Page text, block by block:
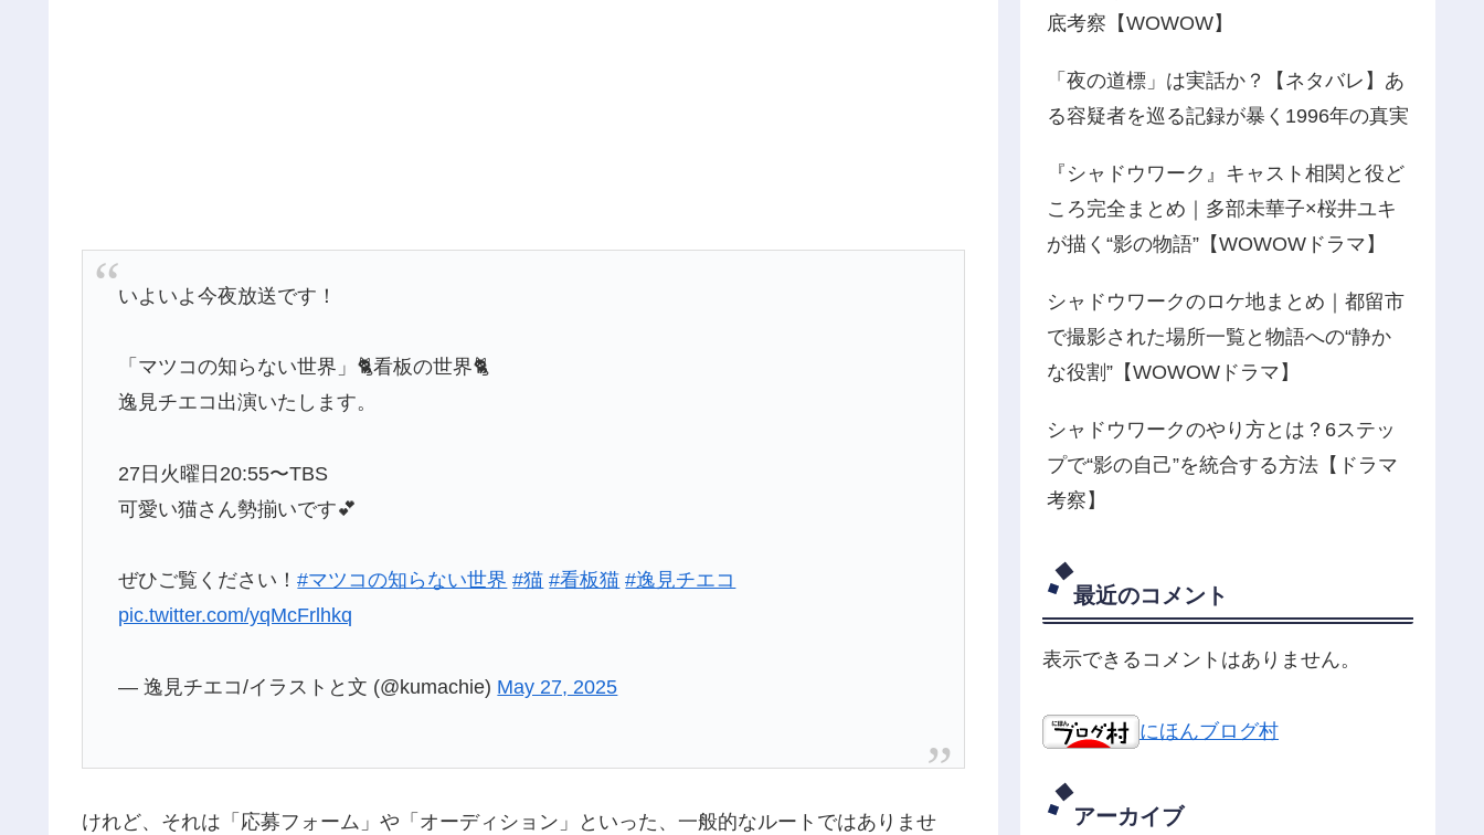
いよいよ今夜放送です！
「マツコの知らない世界」🐈看板の世界🐈
逸見チエコ出演いたします。
27日火曜日20:55〜TBS
可愛い猫さん勢揃いです💕
ぜひご覧ください！#マツコの知らない世界 #猫 #看板猫 #逸見チエコ
pic.twitter.com/yqMcFrlhkq
— 逸見チエコ/イラストと文 (@kumachie) May 27, 2025
けれど、それは「応募フォーム」や「オーディション」といった、一般的なルートではありませ
底考察【WOWOW】
「夜の道標」は実話か？【ネタバレ】あ
る容疑者を巡る記録が暴く1996年の真実
『シャドウワーク』キャスト相関と役ど
ころ完全まとめ｜多部未華子×桜井ユキ
が描く“影の物語”【WOWOWドラマ】
シャドウワークのロケ地まとめ｜都留市
で撮影された場所一覧と物語への“静か
な役割”【WOWOWドラマ】
シャドウワークのやり方とは？6ステッ
プで“影の自己”を統合する方法【ドラマ
考察】
最近のコメント
表示できるコメントはありません。
にほんブログ村
アーカイブ